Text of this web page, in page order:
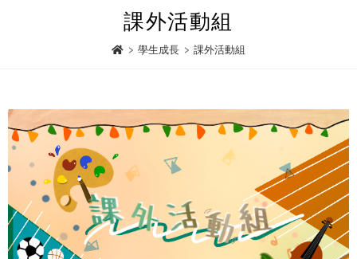
課外活動組
> 學生成長 > 課外活動組